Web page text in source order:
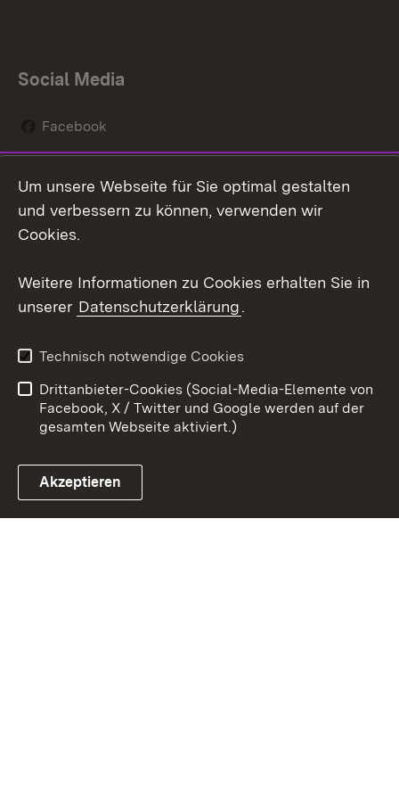
Social Media
Facebook
Social Wall
Youtube
Link zum Landesportal
Kontakt
Datenschutz
Barrierefreiheit
Impressum Cookies
Um unsere Webseite für Sie optimal gestalten
und verbessern zu können, verwenden wir
Cookies.
Weitere Informationen zu Cookies erhalten Sie in
unserer Datenschutzerklärung.
Technisch notwendige Cookies
Drittanbieter-Cookies (Social-Media-Elemente von
Facebook, X / Twitter und Google werden auf der
gesamten Webseite aktiviert.)
Akzeptieren